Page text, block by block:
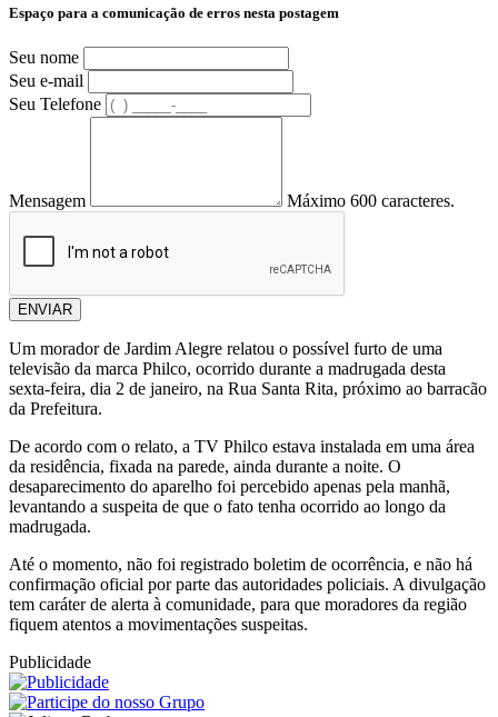
Espaço para a comunicação de erros nesta postagem
Seu nome
Seu e-mail
Seu Telefone
Mensagem Máximo 600 caracteres.
ENVIAR
Um morador de Jardim Alegre relatou o possível furto de uma
televisão da marca Philco, ocorrido durante a madrugada desta
sexta-feira, dia 2 de janeiro, na Rua Santa Rita, próximo ao barracão
da Prefeitura.
De acordo com o relato, a TV Philco estava instalada em uma área
da residência, fixada na parede, ainda durante a noite. O
desaparecimento do aparelho foi percebido apenas pela manhã,
levantando a suspeita de que o fato tenha ocorrido ao longo da
madrugada.
Até o momento, não foi registrado boletim de ocorrência, e não há
confirmação oficial por parte das autoridades policiais. A divulgação
tem caráter de alerta à comunidade, para que moradores da região
fiquem atentos a movimentações suspeitas.
Publicidade